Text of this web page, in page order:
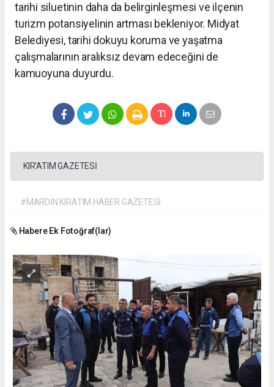
tarihi siluetinin daha da belirginleşmesi ve ilçenin
turizm potansiyelinin artması bekleniyor. Midyat
Belediyesi, tarihi dokuyu koruma ve yaşatma
çalışmalarının aralıksız devam edeceğini de
kamuoyuna duyurdu.
KIR'ATIM GAZETESİ
#MARDİN KIRATIM HABER GAZETESİ
Habere Ek Fotoğraf(lar)